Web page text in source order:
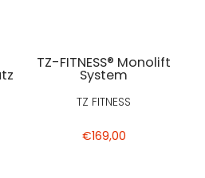
TZ-FITNESS® Monolift
System
TZ FITNESS
€169,00